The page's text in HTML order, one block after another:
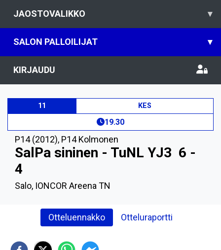
JAOSTOVALIKKO ▾
SALON PALLOILIJAT ▾
KIRJAUDU
11 KES
19.30
P14 (2012), P14 Kolmonen
SalPa sininen - TuNL YJ3 6 -
4
Salo, IONCOR Areena TN
Otteluennakko Otteluraportti